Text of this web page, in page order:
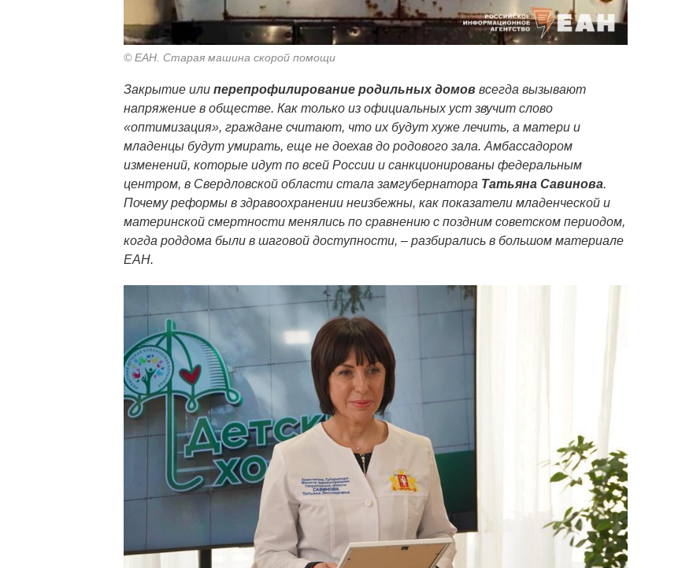
© ЕАН. Старая машина скорой помощи
Закрытие или перепрофилирование родильных домов всегда вызывают
напряжение в обществе. Как только из официальных уст звучит слово
«оптимизация», граждане считают, что их будут хуже лечить, а матери и
младенцы будут умирать, еще не доехав до родового зала. Амбассадором
изменений, которые идут по всей России и санкционированы федеральным
центром, в Свердловской области стала замгубернатора Татьяна Савинова.
Почему реформы в здравоохранении неизбежны, как показатели младенческой и
материнской смертности менялись по сравнению с поздним советском периодом,
когда роддома были в шаговой доступности, – разбирались в большом материале
ЕАН.